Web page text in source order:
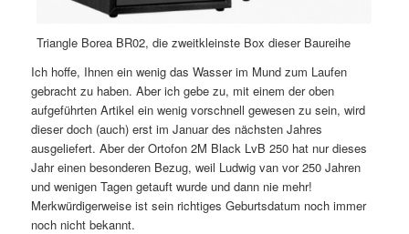
Triangle Borea BR02, die zweitkleinste Box dieser Baureihe
Ich hoffe, Ihnen ein wenig das Wasser im Mund zum Laufen
gebracht zu haben. Aber ich gebe zu, mit einem der oben
aufgeführten Artikel ein wenig vorschnell gewesen zu sein, wird
dieser doch (auch) erst im Januar des nächsten Jahres
ausgeliefert. Aber der Ortofon 2M Black LvB 250 hat nur dieses
Jahr einen besonderen Bezug, weil Ludwig van vor 250 Jahren
und wenigen Tagen getauft wurde und dann nie mehr!
Merkwürdigerweise ist sein richtiges Geburtsdatum noch immer
noch nicht bekannt.